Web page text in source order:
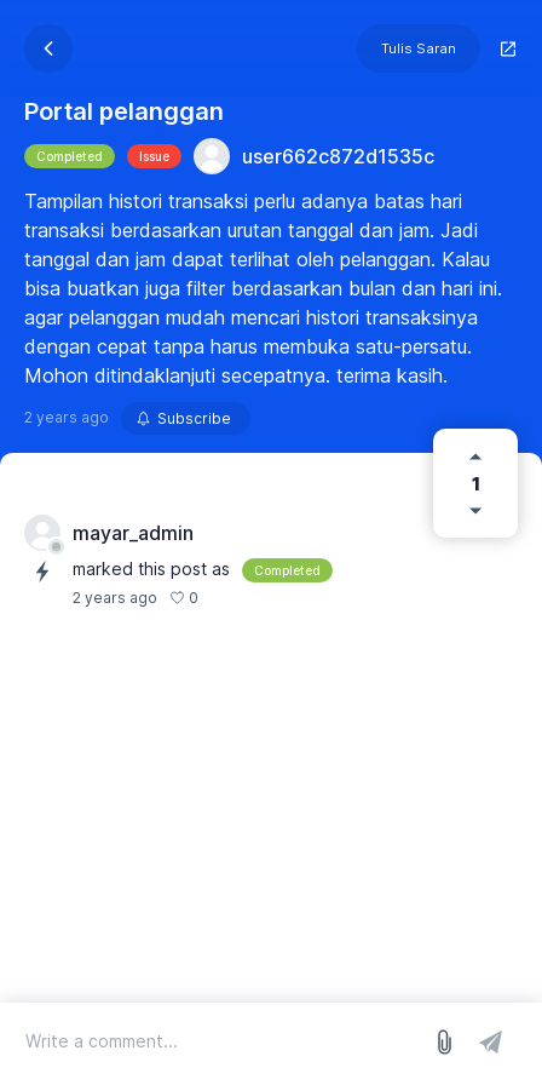
Tulis Saran
Portal pelanggan
Completed Issue
user662c872d1535c
Tampilan histori transaksi perlu adanya batas hari
transaksi berdasarkan urutan tanggal dan jam. Jadi
tanggal dan jam dapat terlihat oleh pelanggan. Kalau
bisa buatkan juga filter berdasarkan bulan dan hari ini.
agar pelanggan mudah mencari histori transaksinya
dengan cepat tanpa harus membuka satu-persatu.
Mohon ditindaklanjuti secepatnya. terima kasih.
2 years ago Subscribe
1
mayar_admin
marked this post as Completed
2 years ago 0